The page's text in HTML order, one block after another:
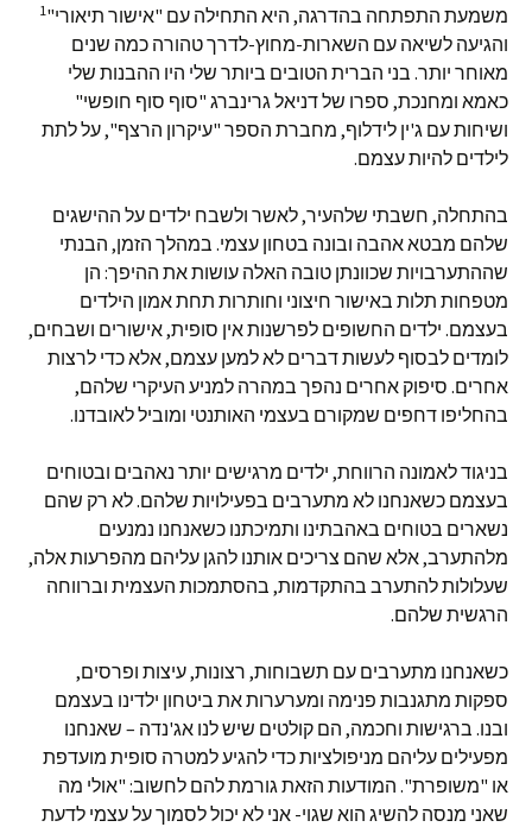
משמעת התפתחה בהדרגה, היא התחילה עם "אישור תיאורי"1
והגיעה לשיאה עם השארות-מחוץ-לדרך טהורה כמה שנים
מאוחר יותר. בני הברית הטובים ביותר שלי היו ההבנות שלי
כאמא ומחנכת, ספרו של דניאל גרינברג "סוף סוף חופשי"
ושיחות עם ג'ין לידלוף, מחברת הספר "עיקרון הרצף", על לתת
לילדים להיות עצמם.
בהתחלה, חשבתי שלהעיר, לאשר ולשבח ילדים על ההישגים
שלהם מבטא אהבה ובונה בטחון עצמי. במהלך הזמן, הבנתי
שההתערבויות שכוונתן טובה האלה עושות את ההיפך: הן
מטפחות תלות באישור חיצוני וחותרות תחת אמון הילדים
בעצמם. ילדים החשופים לפרשנות אין סופית, אישורים ושבחים,
לומדים לבסוף לעשות דברים לא למען עצמם, אלא כדי לרצות
אחרים. סיפוק אחרים נהפך במהרה למניע העיקרי שלהם,
בהחליפו דחפים שמקורם בעצמי האותנטי ומוביל לאובדנו.
בניגוד לאמונה הרווחת, ילדים מרגישים יותר נאהבים ובטוחים
בעצמם כשאנחנו לא מתערבים בפעילויות שלהם. לא רק שהם
נשארים בטוחים באהבתינו ותמיכתנו כשאנחנו נמנעים
מלהתערב, אלא שהם צריכים אותנו להגן עליהם מהפרעות אלה,
שעלולות להתערב בהתקדמות, בהסתמכות העצמית וברווחה
הרגשית שלהם.
כשאנחנו מתערבים עם תשבוחות, רצונות, עיצות ופרסים,
ספקות מתגנבות פנימה ומערערות את ביטחון ילדינו בעצמם
ובנו. ברגישות וחכמה, הם קולטים שיש לנו אג'נדה – שאנחנו
מפעילים עליהם מניפולציות כדי להגיע למטרה סופית מועדפת
או "משופרת". המודעות הזאת גורמת להם לחשוב: "אולי מה
שאני מנסה להשיג הוא שגוי- אני לא יכול לסמוך על עצמי לדעת